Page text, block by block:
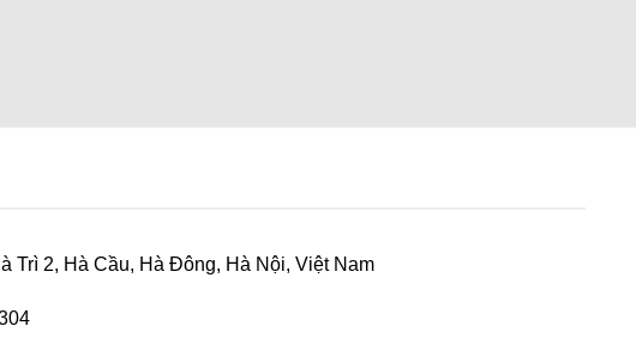
lịch thi đấu của từng giải đấu hoặc đội bóng yêu thích. Tất
giúp người xem chuẩn bị tốt hơn cho các trận cầu đỉnh cao.
nắm bắt thông tin kịp thời.
Trì 2, Hà Cầu, Hà Đông, Hà Nội, Việt Nam